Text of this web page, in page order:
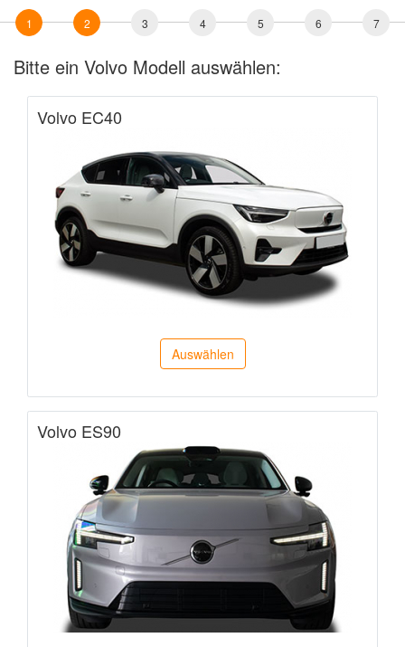
1 2 3 4 5 6 7
Bitte ein Volvo Modell auswählen:
Volvo EC40
Auswählen
Volvo ES90